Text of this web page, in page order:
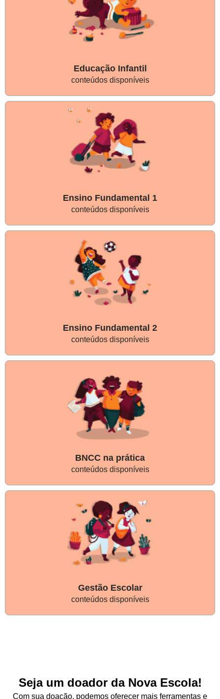
Educação Infantil
conteúdos disponíveis
Ensino Fundamental 1
conteúdos disponíveis
Ensino Fundamental 2
conteúdos disponíveis
BNCC na prática
conteúdos disponíveis
Gestão Escolar
conteúdos disponíveis
Seja um doador da Nova Escola!
Com sua doação, podemos oferecer mais ferramentas e